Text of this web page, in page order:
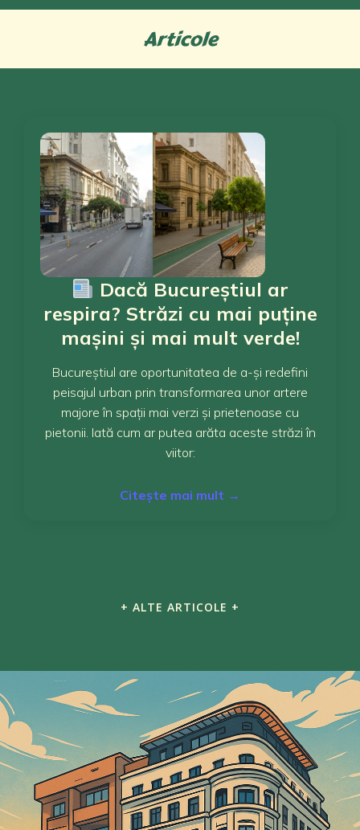
Articole
Dacă Bucureștiul ar
respira? Străzi cu mai puține
mașini și mai mult verde!
Bucureștiul are oportunitatea de a-și redefini
peisajul urban prin transformarea unor artere
majore în spații mai verzi și prietenoase cu
pietonii. Iată cum ar putea arăta aceste străzi în
viitor:
Citește mai mult →
+ ALTE ARTICOLE +